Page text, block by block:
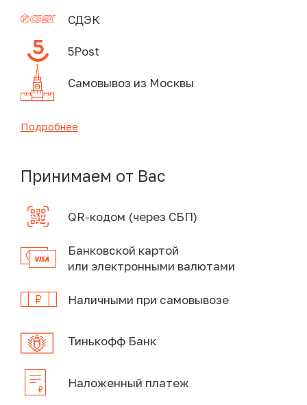
СДЭК
5Post
Самовывоз из Москвы
Подробнее
Принимаем от Вас
QR-кодом (через СБП)
Банковской картой
или электронными валютами
Наличными при самовывозе
Тинькофф Банк
Наложенный платеж